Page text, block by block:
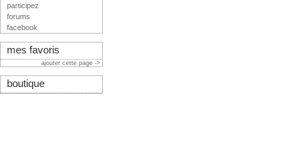
participez
forums
facebook
mes favoris
ajouter cette page ->
boutique